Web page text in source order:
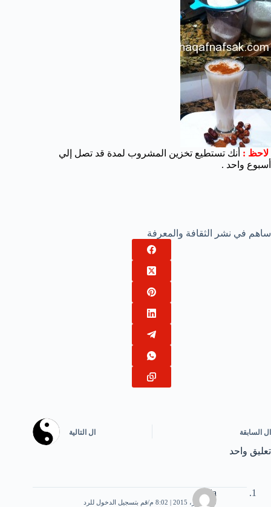
لاحظ : أنك تستطيع تخزين المشروب لمدة قد تصل إلي
أسبوع واحد .
ساهم في نشر الثقافة والمعرفة
ال السابقة ال التالية
تعليق واحد
Rula
10 أكتوبر، 2015 | 8:02 م قم بتسجيل الدخول للرد